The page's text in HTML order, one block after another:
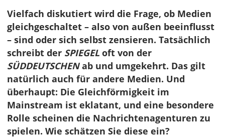
Vielfach diskutiert wird die Frage, ob Medien
gleichgeschaltet – also von außen beeinflusst
– sind oder sich selbst zensieren. Tatsächlich
schreibt der SPIEGEL oft von der
SÜDDEUTSCHENab und umgekehrt. Das gilt
natürlich auch für andere Medien. Und
überhaupt: Die Gleichförmigkeit im
Mainstream ist eklatant, und eine besondere
Rolle scheinen die Nachrichtenagenturen zu
spielen. Wie schätzen Sie diese ein?